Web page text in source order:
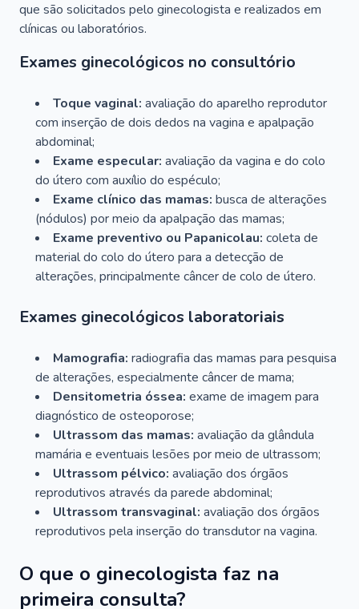
que são solicitados pelo ginecologista e realizados em
clínicas ou laboratórios.
Exames ginecológicos no consultório
Toque vaginal: avaliação do aparelho reprodutor
com inserção de dois dedos na vagina e apalpação
abdominal;
Exame especular: avaliação da vagina e do colo
do útero com auxílio do espéculo;
Exame clínico das mamas: busca de alterações
(nódulos) por meio da apalpação das mamas;
Exame preventivo ou Papanicolau: coleta de
material do colo do útero para a detecção de
alterações, principalmente câncer de colo de útero.
Exames ginecológicos laboratoriais
Mamografia: radiografia das mamas para pesquisa
de alterações, especialmente câncer de mama;
Densitometria óssea: exame de imagem para
diagnóstico de osteoporose;
Ultrassom das mamas: avaliação da glândula
mamária e eventuais lesões por meio de ultrassom;
Ultrassom pélvico: avaliação dos órgãos
reprodutivos através da parede abdominal;
Ultrassom transvaginal: avaliação dos órgãos
reprodutivos pela inserção do transdutor na vagina.
O que o ginecologista faz na
primeira consulta?